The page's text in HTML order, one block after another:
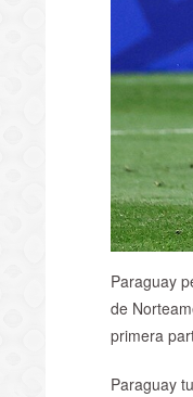
Paraguay
de
primera
Paraguay